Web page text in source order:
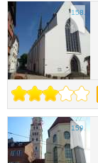
158.
159.